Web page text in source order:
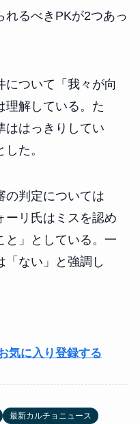
るべきPKが2つあっ
ついて「我々が向
理解している。た
ははっきりしてい
た。
判定については
ーリ氏はミスを認め
と」としている。一
「ない」と強調し
気に入り登録する
最新カルチョニュース